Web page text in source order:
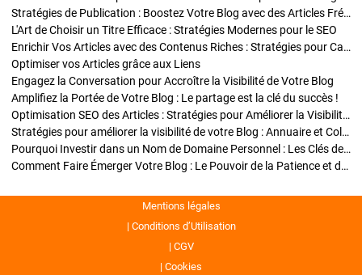
Stratégies de Publication : Boostez Votre Blog avec des Articles Fréquents et Exclusifs
L'Art de Choisir un Titre Efficace : Stratégies Modernes pour le SEO
Enrichir Vos Articles avec des Contenus Riches : Stratégies pour Captiver et Optimiser
Optimiser vos Articles grâce aux Liens
Engagez la Conversation pour Accroître la Visibilité de Votre Blog
Amplifiez la Portée de Votre Blog : Le partage est la clé du succès !
Optimisation SEO des Articles : Stratégies pour Améliorer la Visibilité de Votre Blog
Stratégies pour améliorer la visibilité de votre Blog : Annuaire et Collaborations
Pourquoi Investir dans un Nom de Domaine Personnel : Les Clés de la Réussite de Votre Blog
Comment Faire Émerger Votre Blog : Le Pouvoir de la Patience et de la Persévérance
Mentions légales
Conditions d’Utilisation
CGV
Cookies